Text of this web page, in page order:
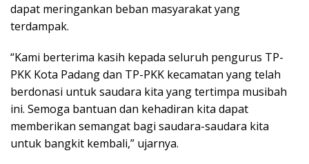
dapat meringankan beban masyarakat yang
terdampak.
“Kami berterima kasih kepada seluruh pengurus TP-
PKK Kota Padang dan TP-PKK kecamatan yang telah
berdonasi untuk saudara kita yang tertimpa musibah
ini. Semoga bantuan dan kehadiran kita dapat
memberikan semangat bagi saudara-saudara kita
untuk bangkit kembali,” ujarnya.